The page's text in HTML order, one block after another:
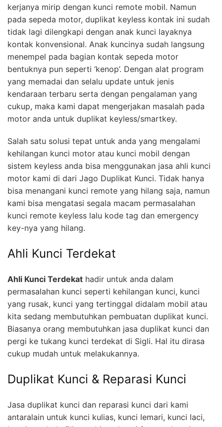
kerjanya mirip dengan kunci remote mobil. Namun
pada sepeda motor, duplikat keyless kontak ini sudah
tidak lagi dilengkapi dengan anak kunci layaknya
kontak konvensional. Anak kuncinya sudah langsung
menempel pada bagian kontak sepeda motor
bentuknya pun seperti ‘kenop’. Dengan alat program
yang memadai dan selalu update untuk jenis
kendaraan terbaru serta dengan pengalaman yang
cukup, maka kami dapat mengerjakan masalah pada
motor anda untuk duplikat keyless/smartkey.
Salah satu solusi tepat untuk anda yang mengalami
kehilangan kunci motor atau kunci mobil dengan
sistem keyless anda bisa menggunakan jasa ahli kunci
motor kami di dari Jago Duplikat Kunci. Tidak hanya
bisa menangani kunci remote yang hilang saja, namun
kami bisa mengatasi segala macam permasalahan
kunci remote keyless lalu kode tag dan emergency
key-nya yang hilang.
Ahli Kunci Terdekat
Ahli Kunci Terdekat hadir untuk anda dalam
permasalahan kunci seperti kehilangan kunci, kunci
yang rusak, kunci yang tertinggal didalam mobil atau
kita sedang membutuhkan pembuatan duplikat kunci.
Biasanya orang membutuhkan jasa duplikat kunci dan
pergi ke tukang kunci terdekat di Sigli. Hal itu dirasa
cukup mudah untuk melakukannya.
Duplikat Kunci & Reparasi Kunci
Jasa duplikat kunci dan reparasi kunci dari kami
antaralain untuk kunci kulias, kunci lemari, kunci laci,